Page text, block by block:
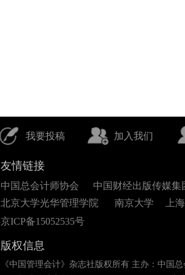
我要投稿 加入我们
友情链接
版权信息
《中国管理会计》杂志社版权所有 主办：中国
中国总会计师协会 中国财经出版传媒集
北京大学光华管理学院
南京大学
上
京ICP备15052535号